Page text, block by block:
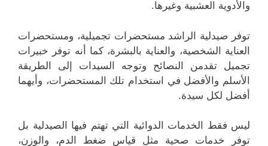
والأدوية العشبية وغيرها.
توفر صيدلية الراشد مستحضرات تجميلية، ومستحضرات
العناية الشخصية، والعناية بالبشرة، كما أنه توفر خبيرات
تجميل تقدمن النصائح وتوجه السيدات إلى الطريقة
الأسلم والأفضل في استخدام تلك المستحضرات، وأيهما
أفضل لكل سيدة.
ليس فقط الخدمات الدوائية التي تهتم فيها الصيدلية بل
توفر خدمات صحية مثل قياس ضغط الدم، والوزن،